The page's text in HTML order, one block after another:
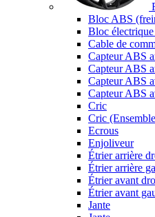
Bloc ABS
Bloc
Cable de
Capteur ABS
Capteur ABS
Capteur ABS
Capteur ABS
Cric
Cric
Ecrous
Enjoliveur
Étrier arrière
Étrier arrière
Étrier avant
Étrier avant
Jante